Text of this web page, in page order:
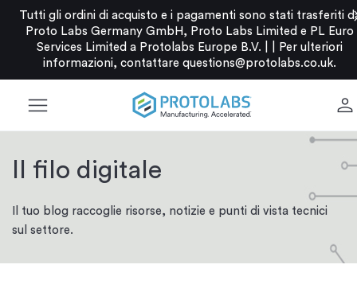
Tutti gli ordini di acquisto e i pagamenti sono stati trasferiti
Proto Labs Germany GmbH, Proto Labs Limited e PL Euro
Services Limited a Protolabs Europe B.V. |
Per ulteriori
informazioni, contattare questions@protolabs.co.uk.
menu person
Il filo digitale
Il tuo blog raccoglie risorse, notizie e punti di vista tecnici
sul settore.